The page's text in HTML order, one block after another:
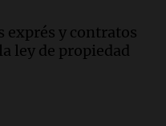
del ministro
exprés y contratos
ley de propiedad